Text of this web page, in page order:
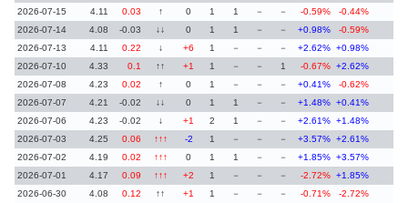
2026-07-15
4.11 0.03 ↑ 0 1 1 － － -0.59%
-0.44%
2026-07-14
4.08 -0.03 ↓↓ 0 1 1 － － +0.98%
-0.59%
2026-07-13
4.11 0.22 ↓ +6 1 － － － +2.62% +0.98%
2026-07-10
4.33 0.1 ↑↑ +1 1 － － 1 -0.67% +2.62%
2026-07-08
4.23 0.02 ↑ 0 1 － － － +0.41%
-0.62%
2026-07-07
4.21 -0.02 ↓↓ 0 1 1 － － +1.48% +0.41%
2026-07-06
4.23 -0.02 ↓ +1 2 1 － － +2.61% +1.48%
2026-07-03
4.25 0.06 ↑↑↑ -2 1 － － － +3.57% +2.61%
2026-07-02
4.19 0.02 ↑↑↑ 0 1 1 － － +1.85% +3.57%
2026-07-01
4.17 0.09 ↑↑↑ +2 1 － － － -2.72% +1.85%
2026-06-30
4.08 0.12 ↑↑ +1 1 － － － -0.71%
-2.72%